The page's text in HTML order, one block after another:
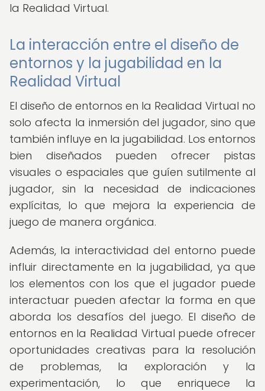
la Realidad Virtual.
La interacción entre el diseño de
entornos y la jugabilidad en la
Realidad Virtual
El diseño de entornos en la Realidad Virtual no
solo afecta la inmersión del jugador, sino que
también influye en la jugabilidad. Los entornos
bien diseñados pueden ofrecer pistas
visuales o espaciales que guíen sutilmente al
jugador, sin la necesidad de indicaciones
explícitas, lo que mejora la experiencia de
juego de manera orgánica.
Además, la interactividad del entorno puede
influir directamente en la jugabilidad, ya que
los elementos con los que el jugador puede
interactuar pueden afectar la forma en que
aborda los desafíos del juego. El diseño de
entornos en la Realidad Virtual puede ofrecer
oportunidades creativas para la resolución
de problemas, la exploración y la
experimentación, lo que enriquece la